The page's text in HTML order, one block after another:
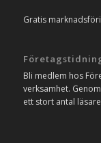
Gratis
Bli medlem hos
verksamhet.
ett stort antal